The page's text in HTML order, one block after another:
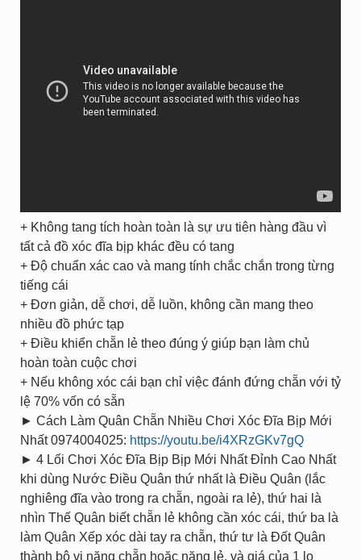
+ Không tang tích hoàn toàn là sự ưu tiên hàng đầu vì
tất cả đồ xóc đĩa bịp khác đều có tang
+ Độ chuẩn xác cao và mang tính chắc chắn trong từng
tiếng cái
+ Đơn giản, dễ chơi, dễ luồn, không cần mang theo
nhiều đồ phức tạp
+ Điều khiển chẵn lẻ theo đúng ý giúp bạn làm chủ
hoàn toàn cuộc chơi
+ Nếu không xóc cái bạn chỉ việc đánh đứng chẵn với tỷ
lệ 70% vốn có sẵn
► Cách Làm Quân Chẵn Nhiều Chơi Xóc Đĩa Bịp Mới
Nhất 0974004025: https://youtu.be/i4XRzGKv7gQ
► 4 Lối Chơi Xóc Đĩa Bịp Bịp Mới Nhất Đỉnh Cao Nhất
khi dùng Nước Điều Quân thứ nhất là Điều Quân (lắc
nghiêng đĩa vào trong ra chẵn, ngoài ra lẻ), thứ hai là
nhìn Thế Quân biết chẵn lẻ không cần xóc cái, thứ ba là
làm Quân Xếp xóc dài tay ra chẵn, thứ tư là Đốt Quân
thành bộ vị nặng chẵn hoặc nặng lẻ, và giá của 1 lọ